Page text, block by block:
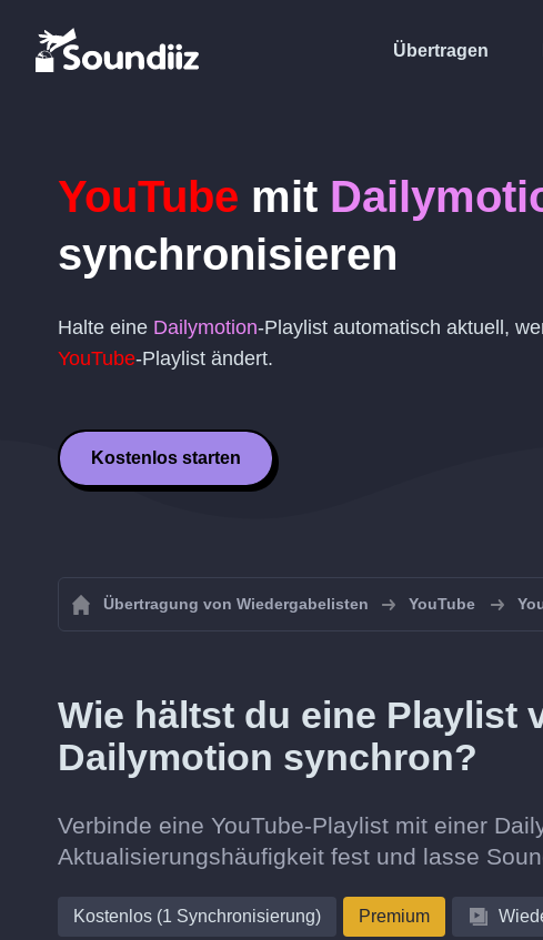
Übertragen
YouTube mit
synchronisieren
Halte eine Dailymotion-Playlist automatisch aktuell,
YouTube-Playlist ändert.
Kostenlos starten
Übertragung von Wiedergabelisten YouTube
Wie hältst du eine Playlist
Dailymotion synchron?
Verbinde eine YouTube-Playlist mit einer
Aktualisierungshäufigkeit fest und lasse
Kostenlos (1 Synchronisierung) Premium